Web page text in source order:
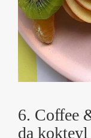
6. Coffee
da